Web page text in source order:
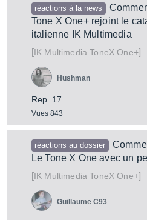
réactions à la news
Tone X One+ rejoint le
italienne IK Multimedia
[ IK Multimedia ToneX One+]
Rep. 17
Vues 843
Hushman
réactions au dossier
Le Tone X One avec un
[ IK Multimedia ToneX One+]
Guillaume C93